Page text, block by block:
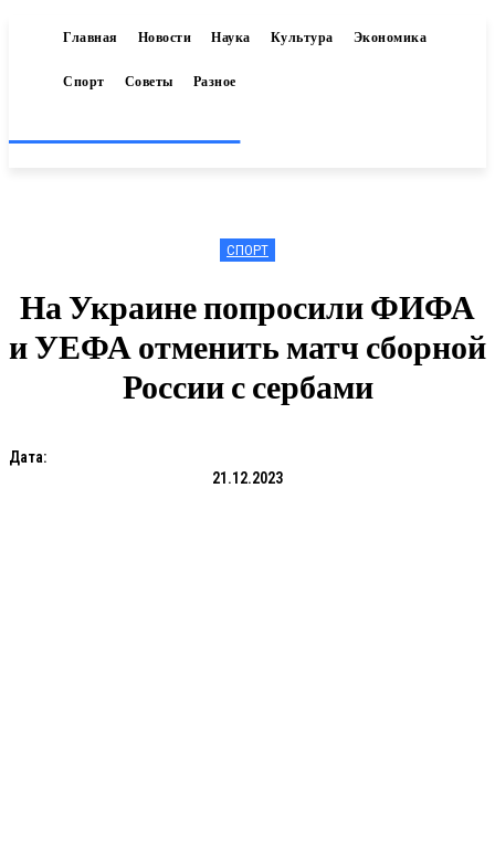
Главная Новости Наука Культура Экономика
Спорт Советы Разное
СПОРТ
На Украине попросили ФИФА
и УЕФА отменить матч сборной
России с сербами
Дата:
21.12.2023